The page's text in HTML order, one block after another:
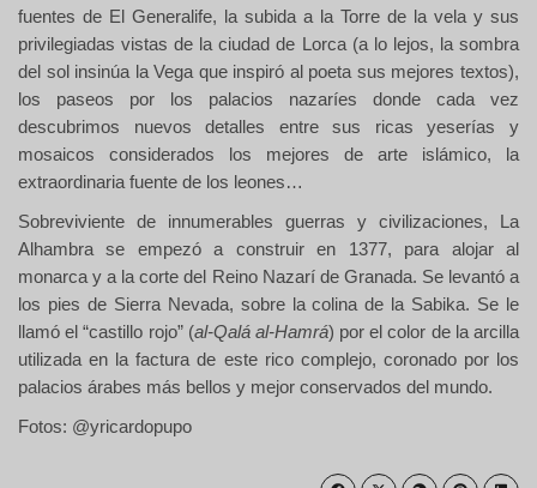
fuentes de El Generalife, la subida a la Torre de la vela y sus
privilegiadas vistas de la ciudad de Lorca (a lo lejos, la sombra
del sol insinúa la Vega que inspiró al poeta sus mejores textos),
los paseos por los palacios nazaríes donde cada vez
descubrimos nuevos detalles entre sus ricas yeserías y
mosaicos considerados los mejores de arte islámico, la
extraordinaria fuente de los leones…
Sobreviviente de innumerables guerras y civilizaciones, La
Alhambra se empezó a construir en 1377, para alojar al
monarca y a la corte del Reino Nazarí de Granada. Se levantó a
los pies de Sierra Nevada, sobre la colina de la Sabika. Se le
llamó el “castillo rojo” (al-Qalá al-Hamrá) por el color de la arcilla
utilizada en la factura de este rico complejo, coronado por los
palacios árabes más bellos y mejor conservados del mundo.
Fotos: @yricardopupo